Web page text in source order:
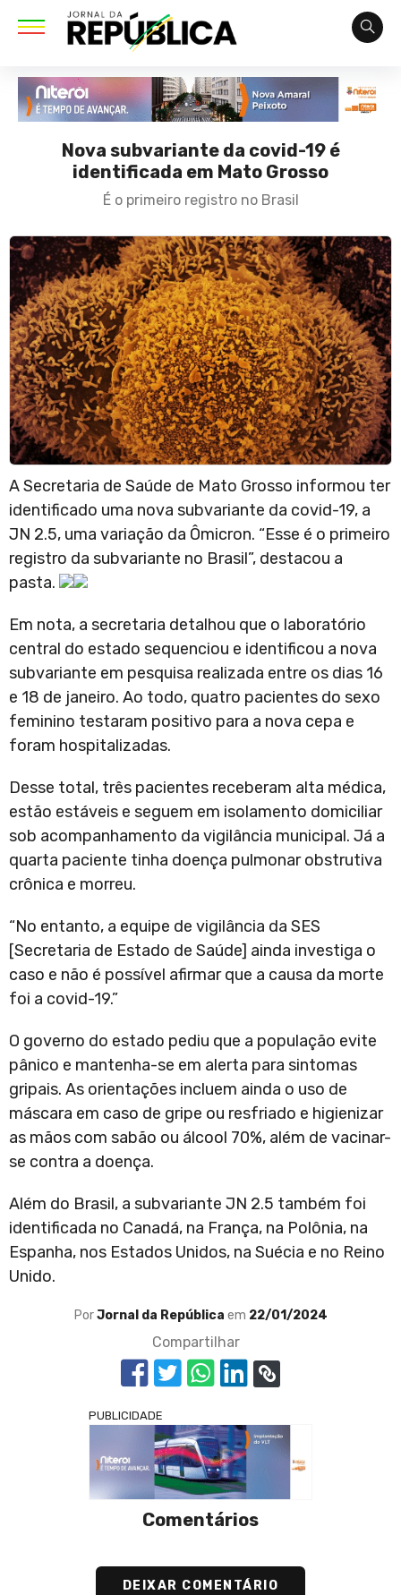
Nova subvariante da covid-19 é
identificada em Mato Grosso
É o primeiro registro no Brasil
A Secretaria de Saúde de Mato Grosso informou ter
identificado uma nova subvariante da covid-19, a
JN 2.5, uma variação da Ômicron. “Esse é o primeiro
registro da subvariante no Brasil”, destacou a
pasta.
Em nota, a secretaria detalhou que o laboratório
central do estado sequenciou e identificou a nova
subvariante em pesquisa realizada entre os dias 16
e 18 de janeiro. Ao todo, quatro pacientes do sexo
feminino testaram positivo para a nova cepa e
foram hospitalizadas.
Desse total, três pacientes receberam alta médica,
estão estáveis e seguem em isolamento domiciliar
sob acompanhamento da vigilância municipal. Já a
quarta paciente tinha doença pulmonar obstrutiva
crônica e morreu.
“No entanto, a equipe de vigilância da SES
[Secretaria de Estado de Saúde] ainda investiga o
caso e não é possível afirmar que a causa da morte
foi a covid-19.”
O governo do estado pediu que a população evite
pânico e mantenha-se em alerta para sintomas
gripais. As orientações incluem ainda o uso de
máscara em caso de gripe ou resfriado e higienizar
as mãos com sabão ou álcool 70%, além de vacinar-
se contra a doença.
Além do Brasil, a subvariante JN 2.5 também foi
identificada no Canadá, na França, na Polônia, na
Espanha, nos Estados Unidos, na Suécia e no Reino
Unido.
PorJornal da República em 22/01/2024
Compartilhar
PUBLICIDADE
Comentários
DEIXAR COMENTÁRIO